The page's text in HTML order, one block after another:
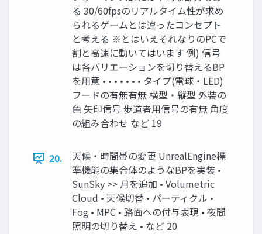
る 30/60fpsのリアルタイム性が求め
られるゲームとは違ったコンセプト
と考える ※とはいえそれなりのPCで
割と高速に動いてはいます 例) 信号
は各バリエーションを切り替えるBP
を用意 • • • • • • • タイプ(電球・LED)
フードの有無有無 横型・縦型 外装の
色 矢印信号 歩道者用信号の有無 角度
の組み合わせ など 19
20.
天候・時間帯の変更 UnrealEngine標
準機能の集合体のようなBPを実装 •
SunSky >> 月を追加 • Volumetric
Cloud • 天候切替 • パーティクル •
Fog • MPC • 路面への付与表現 • 夜間
照明の切り替え • など 20